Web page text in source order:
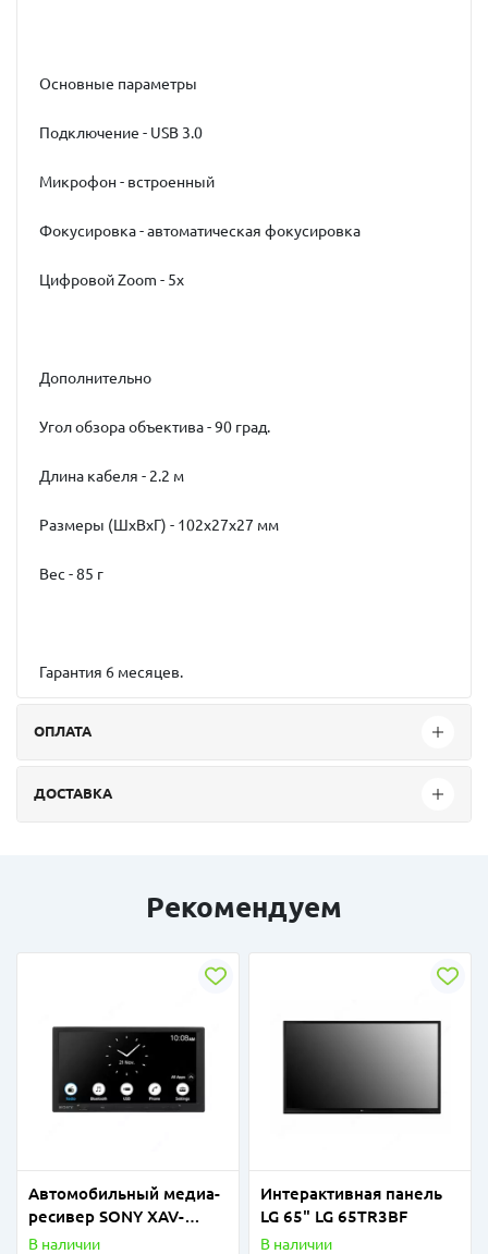
Основные параметры
Подключение - USB 3.0
Микрофон - встроенный
Фокусировка - автоматическая фокусировка
Цифровой Zoom - 5x
Дополнительно
Угол обзора объектива - 90 град.
Длина кабеля - 2.2 м
Размеры (ШxВxГ) - 102x27x27 мм
Вес - 85 г
Гарантия 6 месяцев.
ОПЛАТА
ДОСТАВКА
Рекомендуем
Автомобильный медиа-
ресивер SONY XAV-
AX4000
В наличии
Интерактивная панель
LG 65" LG 65TR3BF
В наличии